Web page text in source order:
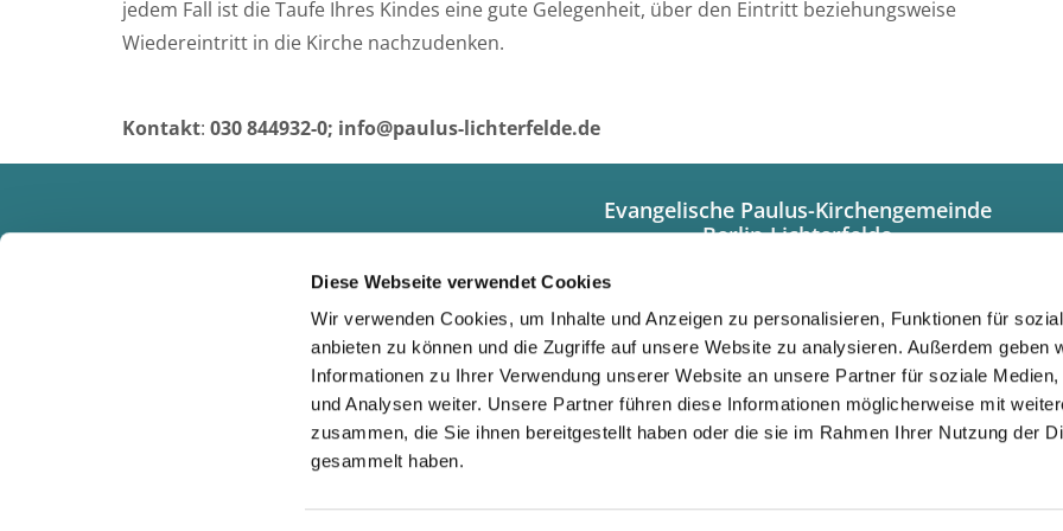
Diese Webseite verwendet Cookies
Wir verwenden Cookies, um Inhalte und Anzeigen zu personalisieren, Funktionen für
anbieten zu können und die Zugriffe auf unsere Website zu analysieren. Außerdem geben
Informationen zu Ihrer Verwendung unserer Website an unsere Partner für soziale Medien,
und Analysen weiter. Unsere Partner führen diese Informationen möglicherweise mit
zusammen, die Sie ihnen bereitgestellt haben oder die sie im Rahmen Ihrer Nutzung der
gesammelt haben.
jedem Fall ist die Taufe Ihres Kindes eine gute Gelegenheit, über den Eintritt beziehungsweise
Wiedereintritt in die Kirche nachzudenken.
Kontakt: 030 844932-0; info@paulus-lichterfelde.de
Evangelische Paulus-Kirchengemeinde
Berlin-Lichterfelde
+49308449320
info@paulus-lichterfelde.de
Gemeindebüro:
Dienstag/Donnerstag 10.00 bis 12.00 Uhr
und nach Vereinbarung